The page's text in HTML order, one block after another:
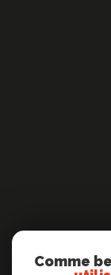
Comme